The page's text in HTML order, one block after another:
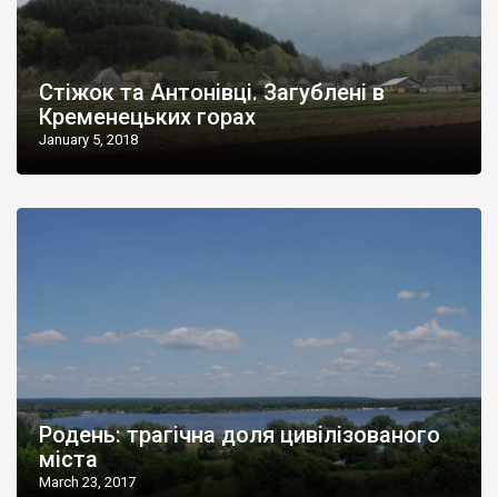
Стіжок та Антонівці. Загублені в
Кременецьких горах
January 5, 2018
Родень: трагічна доля цивілізованого
міста
March 23, 2017